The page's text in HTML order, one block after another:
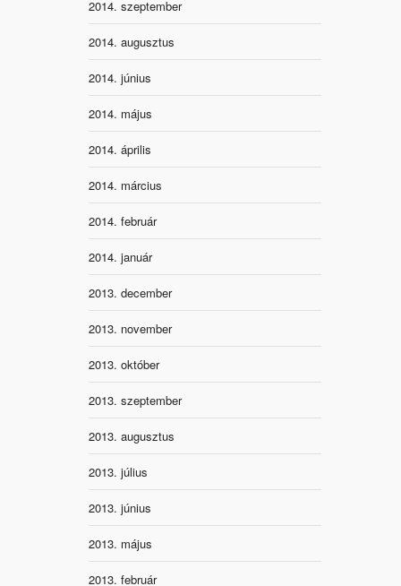
2014. szeptember
2014. augusztus
2014. június
2014. május
2014. április
2014. március
2014. február
2014. január
2013. december
2013. november
2013. október
2013. szeptember
2013. augusztus
2013. július
2013. június
2013. május
2013. február